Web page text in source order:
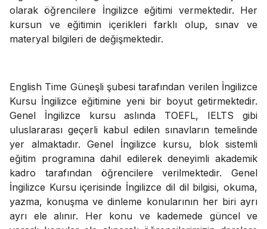
olarak öğrencilere İngilizce eğitimi vermektedir. Her
kursun ve eğitimin içerikleri farklı olup, sınav ve
materyal bilgileri de değişmektedir.
English Time Güneşli şubesi tarafından verilen İngilizce
Kursu İngilizce eğitimine yeni bir boyut getirmektedir.
Genel İngilizce kursu aslında TOEFL, IELTS gibi
uluslararası geçerli kabul edilen sınavların temelinde
yer almaktadır. Genel İngilizce kursu, blok sistemli
eğitim programına dahil edilerek deneyimli akademik
kadro tarafından öğrencilere verilmektedir. Genel
İngilizce Kursu içerisinde İngilizce dil dil bilgisi, okuma,
yazma, konuşma ve dinleme konularının her biri ayrı
ayrı ele alınır. Her konu ve kademede güncel ve